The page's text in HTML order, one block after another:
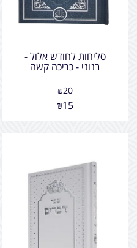
סליחות לחודש אלול -
בנוני - כריכה קשה
₪20
₪15